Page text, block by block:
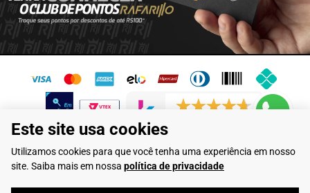
Este site usa cookies
Utilizamos cookies para que você tenha uma experiência em nosso
site. Saiba mais em nossa política de privacidade
Flamarian Comércio de Calçados LTDA - CNPJ: 10.913.950/0001-60 -
Rua Evangelista de Lima, 710 - Franca/SP
Coronel Tamarindo, 2435 - Franca/SP